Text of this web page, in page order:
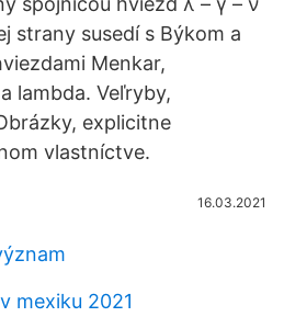
strany susedí s Býkom a
Menkar,
lambda. Veľryby,
explicitne
vlastníctve.
16.03.2021
mexiku 2021